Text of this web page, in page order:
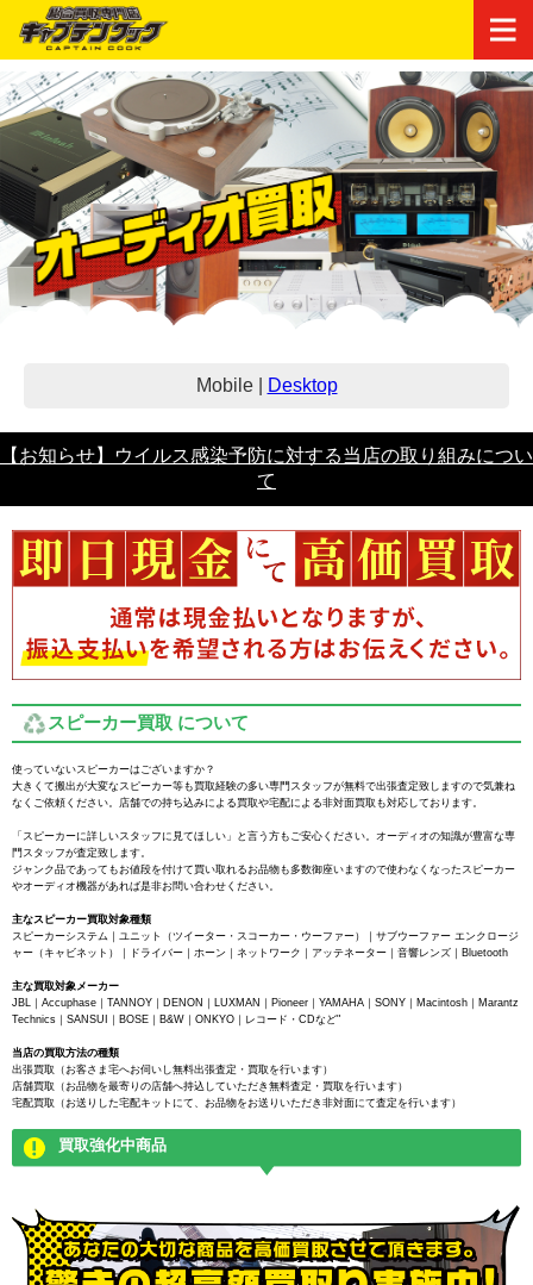
Mobile| Desktop
【お知らせ】ウイルス感染予防に対する当店の取り組みについ
て
スピーカー買取 について
使っていないスピーカーはございますか？
大きくて搬出が大変なスピーカー等も買取経験の多い専門スタッフが無料で出張査定致しますので気兼ね
なくご依頼ください。店舗での持ち込みによる買取や宅配による非対面買取も対応しております。
「スピーカーに詳しいスタッフに見てほしい」と言う方もご安心ください。オーディオの知識が豊富な専
門スタッフが査定致します。
ジャンク品であってもお値段を付けて買い取れるお品物も多数御座いますので使わなくなったスピーカー
やオーディオ機器があれば是非お問い合わせください。
主なスピーカー買取対象種類
スピーカーシステム｜ユニット（ツイーター・スコーカー・ウーファー）｜サブウーファー エンクロージ
ャー（キャビネット）｜ドライバー｜ホーン｜ネットワーク｜アッテネーター｜音響レンズ｜Bluetooth
主な買取対象メーカー
JBL｜Accuphase｜TANNOY｜DENON｜LUXMAN｜Pioneer｜YAMAHA｜SONY｜Macintosh｜Marantz
Technics｜SANSUI｜BOSE｜B&W｜ONKYO｜レコード・CDなど"
当店の買取方法の種類
出張買取（お客さま宅へお伺いし無料出張査定・買取を行います）
店舗買取（お品物を最寄りの店舗へ持込していただき無料査定・買取を行います）
宅配買取（お送りした宅配キットにて、お品物をお送りいただき非対面にて査定を行います）
買取強化中商品